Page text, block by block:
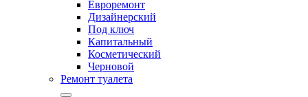
Евроремонт
Дизайнерский
Под ключ
Капитальный
Косметический
Черновой
Ремонт туалета